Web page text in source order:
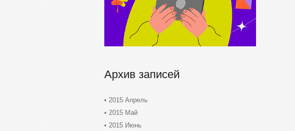
Архив записей
2015 Апрель
2015 Май
2015 Июнь